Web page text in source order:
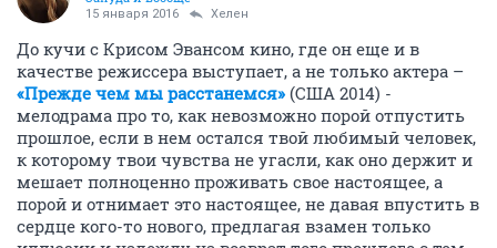
15 января 2016 Хелен
До кучи с Крисом Эвансом кино, где он еще и в
качестве режиссера выступает, а не только актера –
«Прежде чем мы расстанемся»(США 2014) -
мелодрама про то, как невозможно порой отпустить
прошлое, если в нем остался твой любимый человек,
к которому твои чувства не угасли, как оно держит и
мешает полноценно проживать свое настоящее, а
порой и отнимает это настоящее, не давая впустить в
сердце кого-то нового, предлагая взамен только